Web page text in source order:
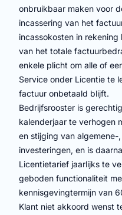
onbruikbaar maken voor
incassering van het
incassokosten in
van het totale
enkele plicht om alle of
Service onder Licentie te
factuur onbetaald blijft.
Bedrijfsrooster is
kalenderjaar te verhogen
en stijging van
investeringen, en is
Licentietarief jaarlijks te
geboden functionaliteit
kennisgevingtermijn van
Klant niet akkoord wenst